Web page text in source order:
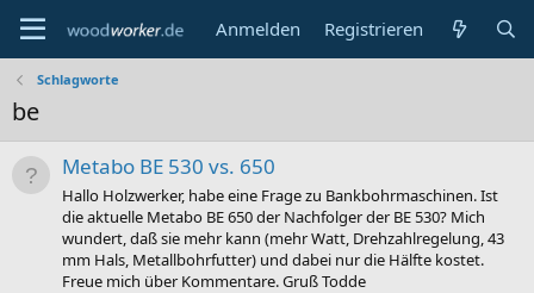
Anmelden Registrieren
Schlagworte
be
Metabo BE 530 vs. 650
Hallo Holzwerker, habe eine Frage zu Bankbohrmaschinen. Ist
die aktuelle Metabo BE 650 der Nachfolger der BE 530? Mich
wundert, daß sie mehr kann (mehr Watt, Drehzahlregelung, 43
mm Hals, Metallbohrfutter) und dabei nur die Hälfte kostet.
Freue mich über Kommentare. Gruß Todde